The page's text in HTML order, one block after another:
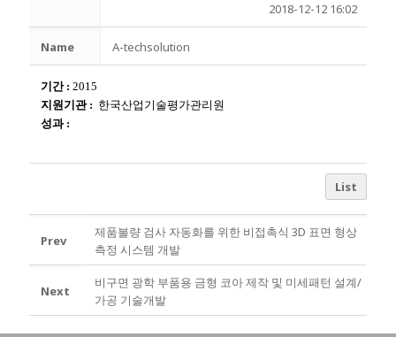
2018-12-12 16:02
Name A-techsolution
기간 : 2015
지원기관 : 한국산업기술평가관리원
성과 :
List
Prev
제품불량 검사 자동화를 위한 비접촉식 3D 표면 형상
측정 시스템 개발
Next
비구면 광학 부품용 금형 코아 제작 및 미세패턴 설계/
가공 기술개발